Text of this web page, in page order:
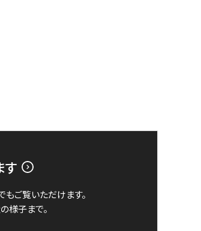
す
もご覧いただけます。
様子まで。